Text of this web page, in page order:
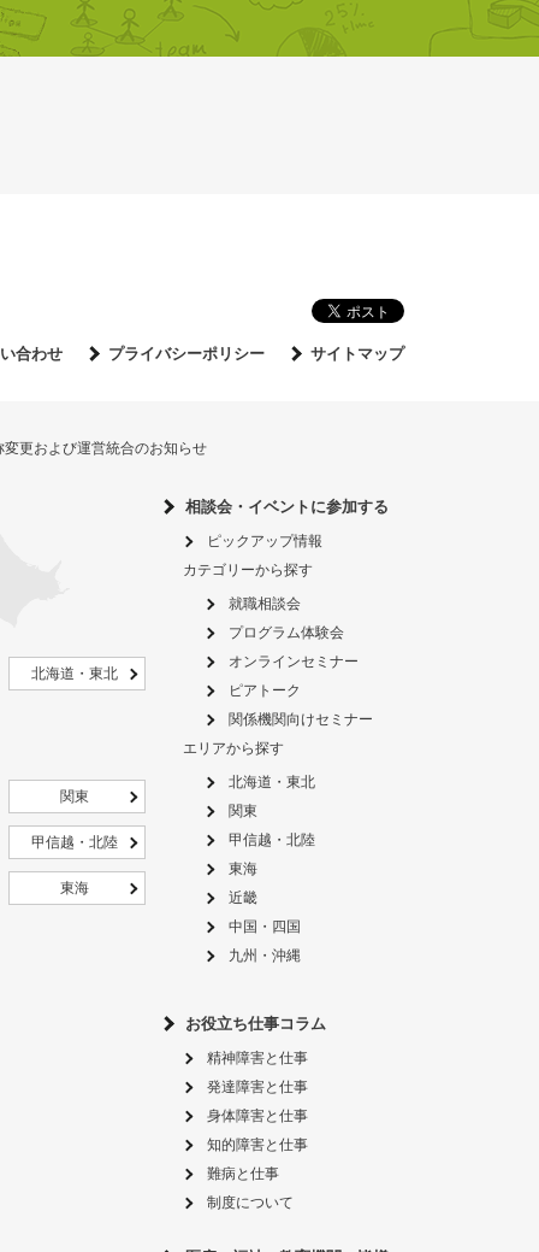
合わせ プライバシーポリシー サイトマップ
更および運営統合のお知らせ
北海道・東北
関東
甲信越・北陸
東海
相談会・イベントに参加する
ピックアップ情報
カテゴリーから探す
就職相談会
プログラム体験会
オンラインセミナー
ピアトーク
関係機関向けセミナー
エリアから探す
北海道・東北
関東
甲信越・北陸
東海
近畿
中国・四国
九州・沖縄
お役立ち仕事コラム
精神障害と仕事
発達障害と仕事
身体障害と仕事
知的障害と仕事
難病と仕事
制度について